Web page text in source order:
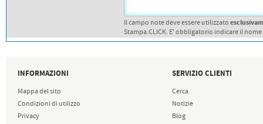
Il campo note deve essere utilizzato
Stampa.CLICK. E' obbligatorio indicare il
INFORMAZIONI
Mappa del sito
Condizioni di utilizzo
Privacy
SERVIZIO CLIENTI
Cerca
Notizie
Blog